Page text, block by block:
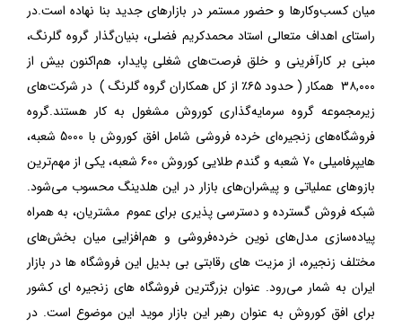
میان کسب‌وکارها و حضور مستمر در بازارهای جدید بنا نهاده است.در
راستای اهداف متعالی استاد محمدکریم فضلی، بنیان‌گذار گروه گلرنگ،
مبنی بر کارآفرینی و خلق فرصت‌های شغلی پایدار، هم‌اکنون بیش از
۳۸,۰۰۰ همکار ( حدود ۶۵٪ از کل همکاران گروه گلرنگ ) در شرکت‌های
زیرمجموعه گروه سرمایه‌گذاری کوروش مشغول به کار هستند.گروه
فروشگاه‌های زنجیره‌ای خرده فروشی شامل افق کوروش با 5000 شعبه،
هایپرفامیلی 70 شعبه و گندم طلایی کوروش 600 شعبه، یکی از مهم‌ترین
بازوهای عملیاتی و پیشران‌های بازار در این هلدینگ محسوب می‌شود.
شبکه فروش گسترده و دسترسی پذیری برای عموم مشتریان، به همراه
پیاده‌سازی مدل‌های نوین خرده‌فروشی و هم‌افزایی میان بخش‌های
مختلف زنجیره، از مزیت های رقابتی بی بدیل این فروشگاه ها در بازار
ایران به شمار می‌رود. عنوان بزرگترین فروشگاه های زنجیره ای کشور
برای افق کوروش به عنوان رهبر این بازار موید این موضوع است. در